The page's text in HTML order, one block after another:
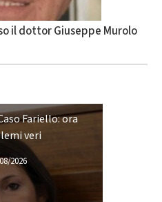
il dottor Giuseppe Murolo
Fariello: ora
veri
2026